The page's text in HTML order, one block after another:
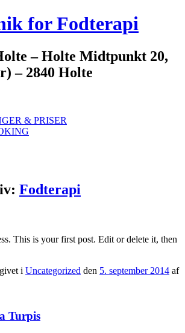
for Fodterapi
– Holte Midtpunkt 20,
– 2840 Holte
& PRISER
Fodterapi
This is your first post. Edit or delete it, then
i Uncategorized den 5. september 2014 af
Turpis